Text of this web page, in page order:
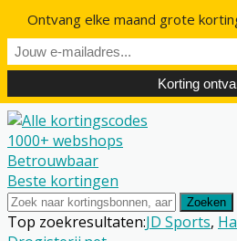
1000+ webshops
Betrouwbaar
Beste kortingen
Zoeken
Top zoekresultaten:JD Sports,
Ontvang elke maand grote